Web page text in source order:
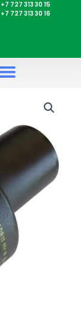
+7 727 313 30 15
+7 727 313 30 16